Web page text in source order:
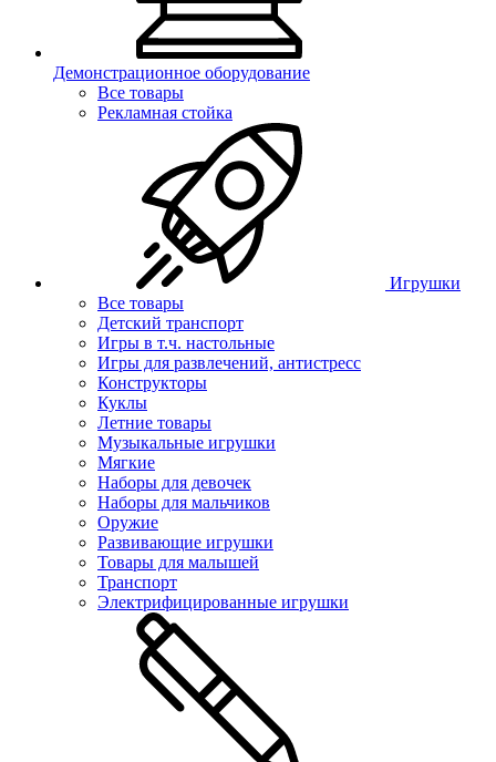
Демонстрационное оборудование
Все товары
Рекламная стойка
Игрушки
Все товары
Детский транспорт
Игры в т.ч. настольные
Игры для развлечений, антистресс
Конструкторы
Куклы
Летние товары
Музыкальные игрушки
Мягкие
Наборы для девочек
Наборы для мальчиков
Оружие
Развивающие игрушки
Товары для малышей
Транспорт
Электрифицированные игрушки